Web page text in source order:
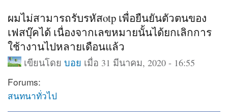
ผมไม่สามารถรับรหัสotp เพื่อยืนยันตัวตนของ
เฟสบุ๊คได้ เนื่องจากเลขหมายนั้นได้ยกเลิกการ
ใช้างานไปหลายเดือนแล้ว
เขียนโดย บอย เมื่อ 31 มีนาคม, 2020 - 16:55
Forums:
สนทนาทั่วไป